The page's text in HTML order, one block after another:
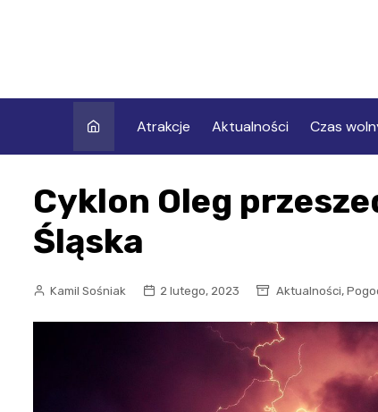
Atrakcje Aktualności Czas
Cyklon Oleg
Śląska
Kamil Sośniak 2 lutego, 2023 Aktualności,